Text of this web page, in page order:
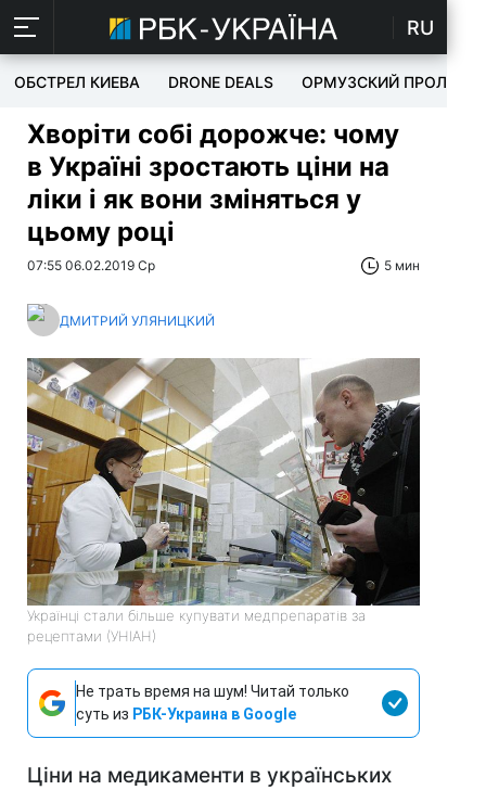
RU
ОБСТРЕЛ КИЕВА DRONE DEALS ОРМУЗСКИЙ ПРОЛИВ
Хворіти собі дорожче: чому
в Україні зростають ціни на
ліки і як вони зміняться у
цьому році
07:55 06.02.2019 Ср 5 мин
ДМИТРИЙ УЛЯНИЦКИЙ
Українці стали більше купувати медпрепаратів за
рецептами (УНІАН)
Не трать время на шум! Читай только
суть из РБК-Украина в Google
Ціни на медикаменти в українських